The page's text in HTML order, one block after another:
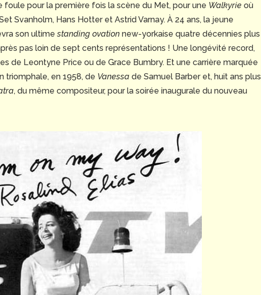
foule pour la première fois la scène du Met, pour une Walkyrie où
Svanholm, Hans Hotter et Astrid Varnay. À 24 ans, la jeune
son ultimestanding ovation new-yorkaise quatre décennies plus
pas loin de sept cents représentations ! Une longévité record,
de Leontyne Price ou de Grace Bumbry. Et une carrière marquée
triomphale, en 1958, de Vanessa de Samuel Barber et, huit ans plus
, du même compositeur, pour la soirée inaugurale du nouveau